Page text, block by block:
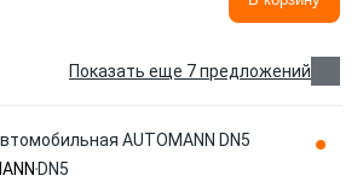
Показать еще 7 предложений
AUTOMANN DN5
DN5